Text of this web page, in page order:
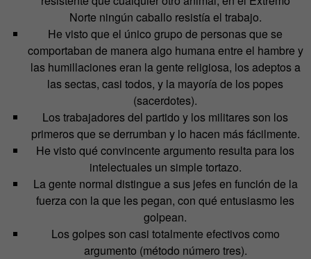
Norte ningún caballo resistía el trabajo.
He visto que el único grupo de personas que se
comportaban de manera algo humana entre el hambre y
las humillaciones eran la gente religiosa, los adeptos a
las sectas, casi todos, y la mayoría de los popes
(sacerdotes).
Los trabajadores del partido y los militares son los
primeros que se derrumban y lo hacen más fácilmente.
He visto qué convincente argumento resulta para los
intelectuales un simple tortazo.
La gente normal distingue a sus jefes en función de la
fuerza con la que les pegan, con qué entusiasmo les
golpean.
Los golpes son casi totalmente efectivos como
argumento (método número tres).